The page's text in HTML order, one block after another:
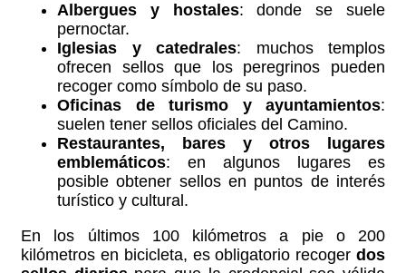
Albergues y hostales: donde se suele
pernoctar.
Iglesias y catedrales: muchos templos
ofrecen sellos que los peregrinos pueden
recoger como símbolo de su paso.
Oficinas de turismo y ayuntamientos:
suelen tener sellos oficiales del Camino.
Restaurantes, bares y otros lugares
emblemáticos: en algunos lugares es
posible obtener sellos en puntos de interés
turístico y cultural.
En los últimos 100 kilómetros a pie o 200
kilómetros en bicicleta, es obligatorio recoger dos